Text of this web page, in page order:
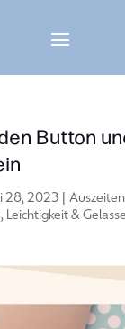
Button
28, 2023|
, Leichtigkeit &